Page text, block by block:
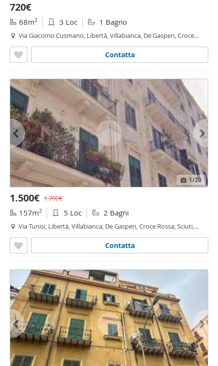
720€
68m2 3 Loc 1 Bagno
Via Giacomo Cusmano, Libertà, Villabianca, De Gasperi, Croce
Contatta
1/20
1.500€ 1.700€
157m2 5 Loc 2 Bagni
Via Tunisi, Libertà, Villabianca, De Gasperi, Croce Rossa, Sciuti,
Contatta